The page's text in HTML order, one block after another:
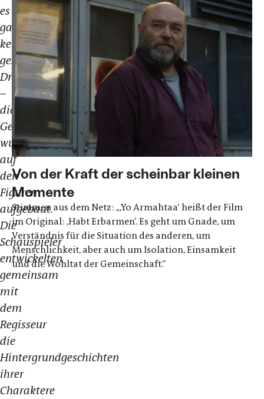
es
gab
kein
geschriebenes
Drehbuch
–
die
Geschichte
wurde
auf
den
Figuren
aufgebaut.
Die
Schauspieler
entwickelten
gemeinsam
mit
dem
Regisseur
die
Hintergrundgeschichten
ihrer
Charaktere
Von der Kraft der scheinbar kleinen
Momente
Stimmen aus dem Netz: „,Yo Armahtaa‘ heißt der Film
im Original: ,Habt Erbarmen‘. Es geht um Gnade, um
Verständnis für die Situation des anderen, um
Menschlichkeit, aber auch um Isolation, Einsamkeit
und die Wohltat der Gemeinschaft.“